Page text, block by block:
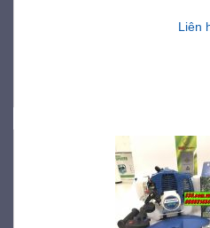
Liên